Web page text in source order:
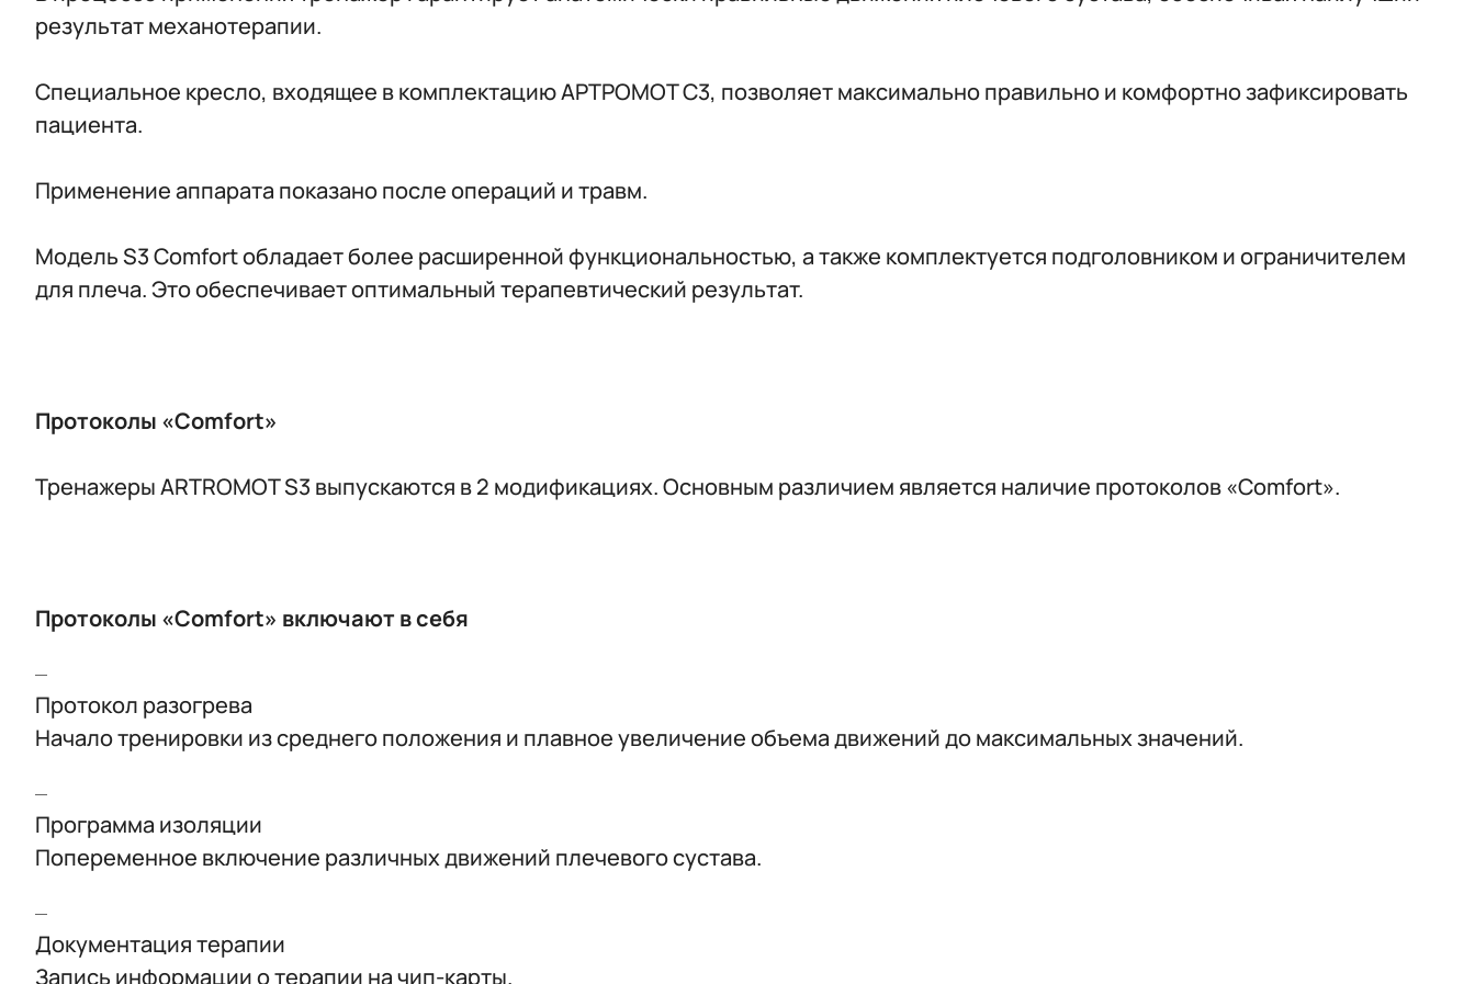
результат механотерапии.
Специальное кресло, входящее в комплектацию АРТРОМОТ С3, позволяет максимально правильно и комфортно зафиксировать
пациента.
Применение аппарата показано после операций и травм.
Модель S3 Comfort обладает более расширенной функциональностью, а также комплектуется подголовником и ограничителем
для плеча. Это обеспечивает оптимальный терапевтический результат.
Протоколы «Comfort»
Тренажеры ARTROMOT S3 выпускаются в 2 модификациях. Основным различием является наличие протоколов «Comfort».
Протоколы «Comfort» включают в себя
Протокол разогрева
Начало тренировки из среднего положения и плавное увеличение объема движений до максимальных значений.
Программа изоляции
Попеременное включение различных движений плечевого сустава.
Документация терапии
Запись информации о терапии на чип-карты.